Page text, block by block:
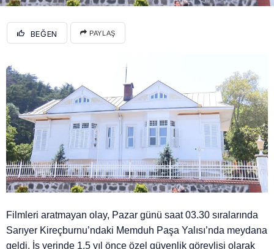
BEĞEN PAYLAŞ
Filmleri aratmayan olay, Pazar günü saat 03.30 sıralarında
Sarıyer Kireçburnu’ndaki Memduh Paşa Yalısı’nda meydana
geldi. İş yerinde 1.5 yıl önce özel güvenlik görevlisi olarak